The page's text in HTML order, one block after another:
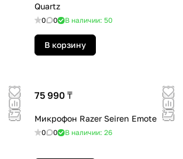
Quartz
0 0 В наличии: 50
В корзину
75 990 ₸
Микрофон Razer Seiren Emote
0 0 В наличии: 26